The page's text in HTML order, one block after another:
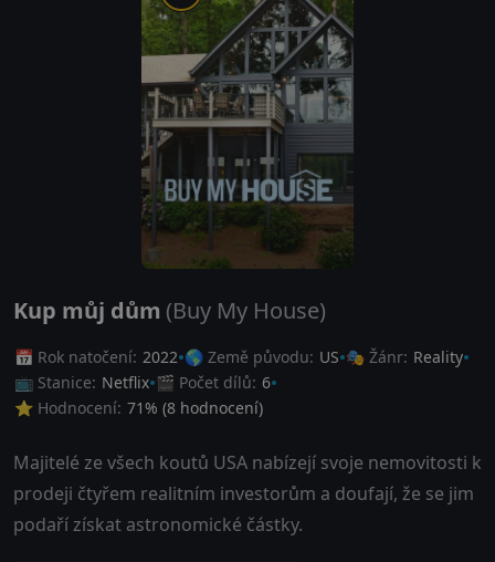
Kup můj dům (Buy My House)
📅 Rok natočení: 2022 🌎 Země původu: US 🎭 Žánr: Reality
📺 Stanice: Netflix 🎬 Počet dílů: 6
⭐ Hodnocení: 71% (8 hodnocení)
Majitelé ze všech koutů USA nabízejí svoje nemovitosti k
prodeji čtyřem realitním investorům a doufají, že se jim
podaří získat astronomické částky.